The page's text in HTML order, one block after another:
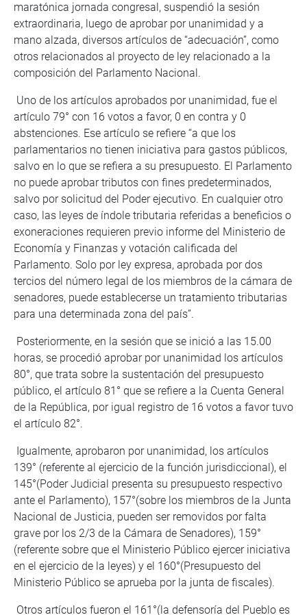
maratónica jornada congresal, suspendió la sesión
extraordinaria, luego de aprobar por unanimidad y a
mano alzada, diversos artículos de “adecuación”, como
otros relacionados al proyecto de ley relacionado a la
composición del Parlamento Nacional.
Uno de los artículos aprobados por unanimidad, fue el
artículo 79° con 16 votos a favor, 0 en contra y 0
abstenciones. Ese artículo se refiere “a que los
parlamentarios no tienen iniciativa para gastos públicos,
salvo en lo que se refiera a su presupuesto. El Parlamento
no puede aprobar tributos con fines predeterminados,
salvo por solicitud del Poder ejecutivo. En cualquier otro
caso, las leyes de índole tributaria referidas a beneficios o
exoneraciones requieren previo informe del Ministerio de
Economía y Finanzas y votación calificada del
Parlamento. Solo por ley expresa, aprobada por dos
tercios del número legal de los miembros de la cámara de
senadores, puede establecerse un tratamiento tributarias
para una determinada zona del país”.
Posteriormente, en la sesión que se inició a las 15.00
horas, se procedió aprobar por unanimidad los artículos
80°, que trata sobre la sustentación del presupuesto
público, el artículo 81° que se refiere a la Cuenta General
de la República, por igual registro de 16 votos a favor tuvo
el artículo 82°.
Igualmente, aprobaron por unanimidad, los artículos
139° (referente al ejercicio de la función jurisdiccional), el
145°(Poder Judicial presenta su presupuesto respectivo
ante el Parlamento), 157°(sobre los miembros de la Junta
Nacional de Justicia, pueden ser removidos por falta
grave por los 2/3 de la Cámara de Senadores), 159°
(referente sobre que el Ministerio Público ejercer iniciativa
en el ejercicio de la leyes) y el 160°(Presupuesto del
Ministerio Público se aprueba por la junta de fiscales).
Otros artículos fueron el 161°(la defensoría del Pueblo es